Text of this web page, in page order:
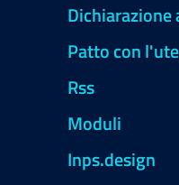
Dichiarazione
Patto con
Rss
Moduli
Inps.design